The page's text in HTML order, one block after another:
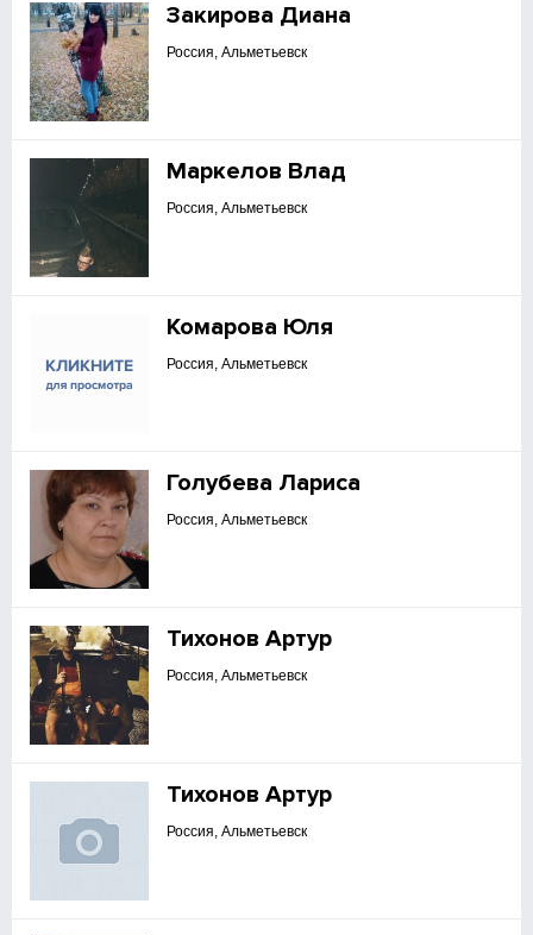
Закирова Диана
Россия, Альметьевск
Маркелов Влад
Россия, Альметьевск
Комарова Юля
Россия, Альметьевск
Голубева Лариса
Россия, Альметьевск
Тихонов Артур
Россия, Альметьевск
Тихонов Артур
Россия, Альметьевск